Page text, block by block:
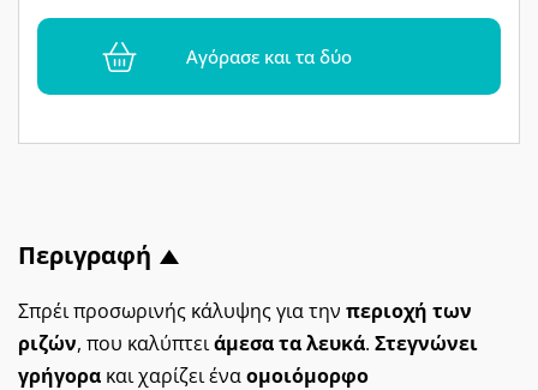
Αγόρασε και τα δύο
Περιγραφή
Σπρέι προσωρινής κάλυψης για την περιοχή των
ριζών, που καλύπτειάμεσα τα λευκά. Στεγνώνει
γρήγορα και χαρίζει έναομοιόμορφο